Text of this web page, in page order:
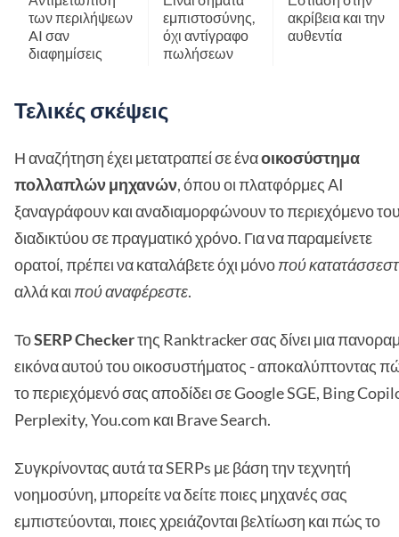
των περιλήψεων
AI σαν
διαφημίσεις
εμπιστοσύνης,
όχι αντίγραφο
πωλήσεων
ακρίβεια και την
αυθεντία
Τελικές σκέψεις
Η αναζήτηση έχει μετατραπεί σε έναοικοσύστημα
πολλαπλών μηχανών, όπου οι πλατφόρμες AI
ξαναγράφουν και αναδιαμορφώνουν το περιεχόμενο
διαδικτύου σε πραγματικό χρόνο. Για να παραμείνετε
ορατοί, πρέπει να καταλάβετε όχι μόνοπού
αλλά και πού αναφέρεστε.
ΤοSERP Checkerτης Ranktracker σας δίνει μια
εικόνα αυτού του οικοσυστήματος - αποκαλύπτοντας
το περιεχόμενό σας αποδίδει σε Google SGE, Bing
Perplexity, You.com και Brave Search.
Συγκρίνοντας αυτά τα SERPs με βάση την τεχνητή
νοημοσύνη, μπορείτε να δείτε ποιες μηχανές σας
εμπιστεύονται, ποιες χρειάζονται βελτίωση και πώς το